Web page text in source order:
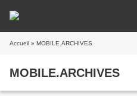
Accueil » MOBILE.ARCHIVES
MOBILE.ARCHIVES